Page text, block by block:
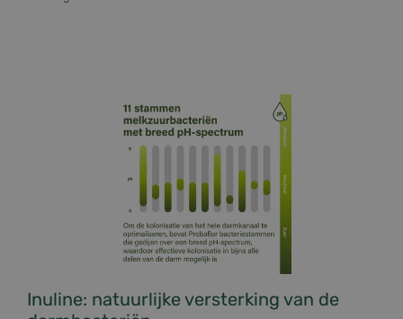
Inuline: natuurlijke versterking van de